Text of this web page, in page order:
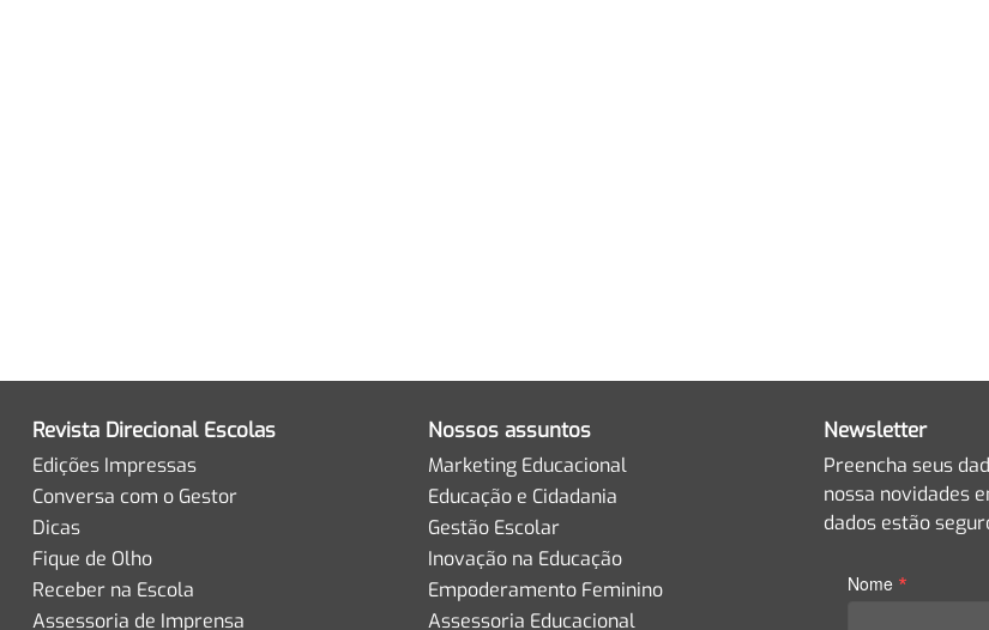
Revista Direcional Escolas
Edições Impressas
Conversa com o Gestor
Dicas
Fique de Olho
Receber na Escola
Assessoria de Imprensa
Nossos assuntos
Marketing Educacional
Educação e Cidadania
Gestão Escolar
Inovação na Educação
Empoderamento Feminino
Assessoria Educacional
Newsletter
Preencha seus
nossa novidades
dados estão
Nome *